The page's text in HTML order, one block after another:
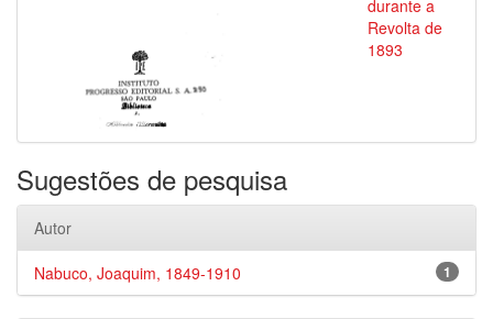
durante a
Revolta de
1893
Sugestões de pesquisa
Autor
1
Nabuco, Joaquim, 1849-1910